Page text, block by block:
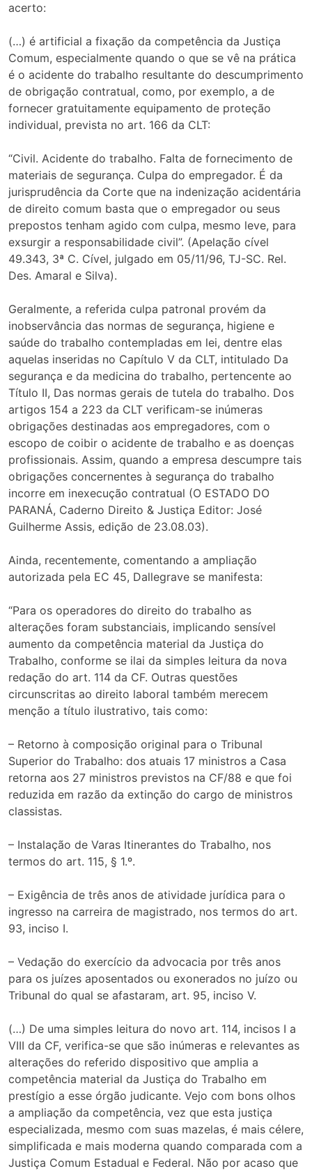
acerto:
(…) é artificial a fixação da competência da Justiça
Comum, especialmente quando o que se vê na prática
é o acidente do trabalho resultante do descumprimento
de obrigação contratual, como, por exemplo, a de
fornecer gratuitamente equipamento de proteção
individual, prevista no art. 166 da CLT:
“Civil. Acidente do trabalho. Falta de fornecimento de
materiais de segurança. Culpa do empregador. É da
jurisprudência da Corte que na indenização acidentária
de direito comum basta que o empregador ou seus
prepostos tenham agido com culpa, mesmo leve, para
exsurgir a responsabilidade civil”. (Apelação cível
49.343, 3ª C. Cível, julgado em 05/11/96, TJ-SC. Rel.
Des. Amaral e Silva).
Geralmente, a referida culpa patronal provém da
inobservância das normas de segurança, higiene e
saúde do trabalho contempladas em lei, dentre elas
aquelas inseridas no Capítulo V da CLT, intitulado Da
segurança e da medicina do trabalho, pertencente ao
Título II, Das normas gerais de tutela do trabalho. Dos
artigos 154 a 223 da CLT verificam-se inúmeras
obrigações destinadas aos empregadores, com o
escopo de coibir o acidente de trabalho e as doenças
profissionais. Assim, quando a empresa descumpre tais
obrigações concernentes à segurança do trabalho
incorre em inexecução contratual (O ESTADO DO
PARANÁ, Caderno Direito & Justiça Editor: José
Guilherme Assis, edição de 23.08.03).
Ainda, recentemente, comentando a ampliação
autorizada pela EC 45, Dallegrave se manifesta:
“Para os operadores do direito do trabalho as
alterações foram substanciais, implicando sensível
aumento da competência material da Justiça do
Trabalho, conforme se ilai da simples leitura da nova
redação do art. 114 da CF. Outras questões
circunscritas ao direito laboral também merecem
menção a título ilustrativo, tais como:
– Retorno à composição original para o Tribunal
Superior do Trabalho: dos atuais 17 ministros a Casa
retorna aos 27 ministros previstos na CF/88 e que foi
reduzida em razão da extinção do cargo de ministros
classistas.
– Instalação de Varas Itinerantes do Trabalho, nos
termos do art. 115, § 1.º.
– Exigência de três anos de atividade jurídica para o
ingresso na carreira de magistrado, nos termos do art.
93, inciso I.
– Vedação do exercício da advocacia por três anos
para os juízes aposentados ou exonerados no juízo ou
Tribunal do qual se afastaram, art. 95, inciso V.
(…) De uma simples leitura do novo art. 114, incisos I a
VIII da CF, verifica-se que são inúmeras e relevantes as
alterações do referido dispositivo que amplia a
competência material da Justiça do Trabalho em
prestígio a esse órgão judicante. Vejo com bons olhos
a ampliação da competência, vez que esta justiça
especializada, mesmo com suas mazelas, é mais célere,
simplificada e mais moderna quando comparada com a
Justiça Comum Estadual e Federal. Não por acaso que